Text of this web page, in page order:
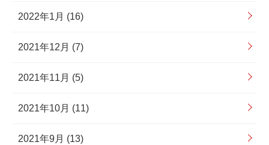
2022年1月 (16)
2021年12月 (7)
2021年11月 (5)
2021年10月 (11)
2021年9月 (13)